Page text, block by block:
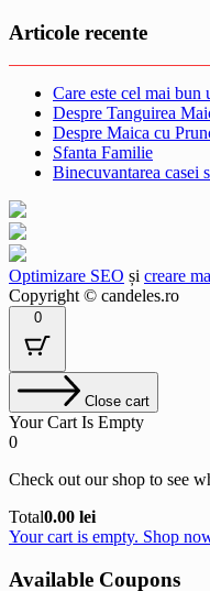
Articole recente
Care este cel mai bun
Despre Tanguirea
Despre Maica cu
Sfanta Familie
Binecuvantarea casei
Optimizare SEO și creare
Copyright © candeles.ro
0
Close cart
Your Cart Is Empty
0
Check out our shop to see
Cart
Total:
Total0.00 lei
Your cart is empty. Shop
Available Coupons